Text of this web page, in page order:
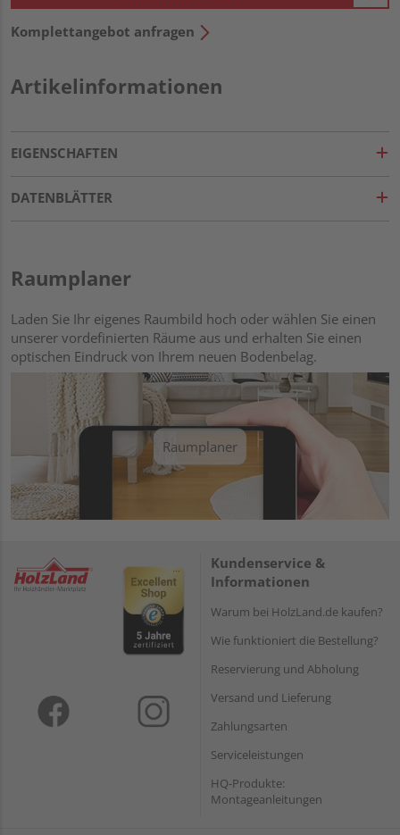
Komplettangebot anfragen
Artikelinformationen
EIGENSCHAFTEN
DATENBLÄTTER
Raumplaner
Laden Sie Ihr eigenes Raumbild hoch oder wählen Sie einen
unserer vordefinierten Räume aus und erhalten Sie einen
optischen Eindruck von Ihrem neuen Bodenbelag.
Raumplaner
Kundenservice &
Informationen
Warum bei HolzLand.de kaufen?
Wie funktioniert die Bestellung?
Reservierung und Abholung
Versand und Lieferung
Zahlungsarten
Serviceleistungen
HQ-Produkte:
Montageanleitungen